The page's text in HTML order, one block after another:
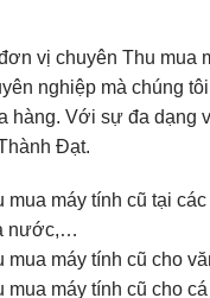
vị chuyên Thu mua
nghiệp mà chúng
hàng. Với sự đa dạng
Đạt.
mua máy tính cũ tại
nước,…
mua máy tính cũ cho
mua máy tính cũ cho